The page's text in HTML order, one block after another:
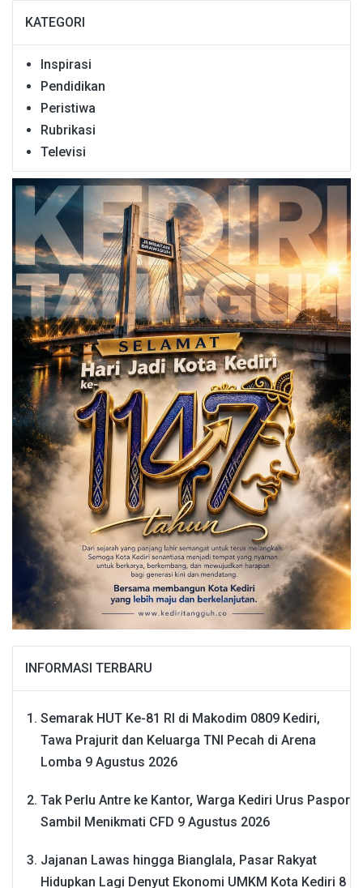
KATEGORI
Inspirasi
Pendidikan
Peristiwa
Rubrikasi
Televisi
INFORMASI TERBARU
Semarak HUT Ke-81 RI di Makodim 0809 Kediri,
Tawa Prajurit dan Keluarga TNI Pecah di Arena
Lomba 9 Agustus 2026
Tak Perlu Antre ke Kantor, Warga Kediri Urus Paspor
Sambil Menikmati CFD 9 Agustus 2026
Jajanan Lawas hingga Bianglala, Pasar Rakyat
Hidupkan Lagi Denyut Ekonomi UMKM Kota Kediri 8